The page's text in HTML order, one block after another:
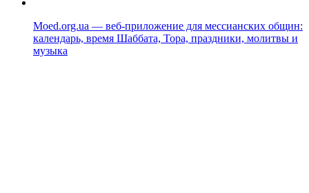
Moed.org.ua — веб-приложение для мессианских общин:
календарь, время Шаббата, Тора, праздники, молитвы и
музыка